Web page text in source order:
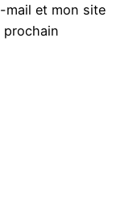
mail et mon site
prochain